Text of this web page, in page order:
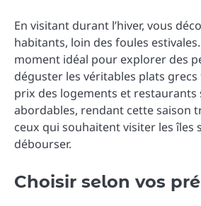
En visitant durant l’hiver, vous
habitants, loin des foules estivales.
moment idéal pour explorer des
déguster les véritables plats grecs
prix des logements et restaurants
abordables, rendant cette saison
ceux qui souhaitent visiter les îles
débourser.
Choisir selon vos